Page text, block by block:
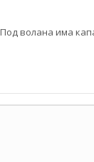
волана има